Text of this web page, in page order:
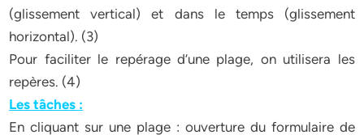
(glissement vertical) et dans le temps (glissement
horizontal). (3)
Pour faciliter le repérage d’une plage, on utilisera les
repères. (4)
Les tâches :
En cliquant sur une plage : ouverture du formulaire de